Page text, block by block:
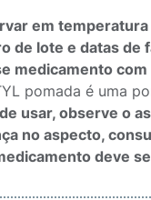
em temperatura
de lote e datas de
medicamento
pomada é uma
usar, observe o
no aspecto,
deve